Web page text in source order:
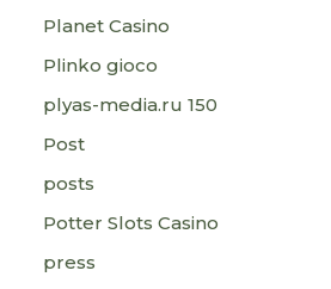
Planet Casino
Plinko gioco
plyas-media.ru 150
Post
posts
Potter Slots Casino
press